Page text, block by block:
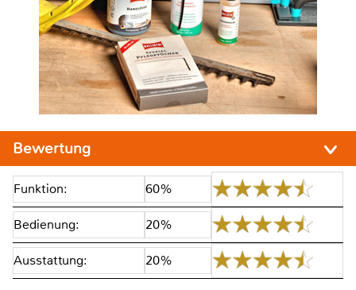
Bewertung
Funktion: 60%
Bedienung: 20%
Ausstattung: 20%